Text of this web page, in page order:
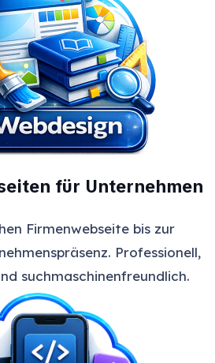
für Unternehmen
Firmenwebseite bis zur
Professionell,
suchmaschinenfreundlich.